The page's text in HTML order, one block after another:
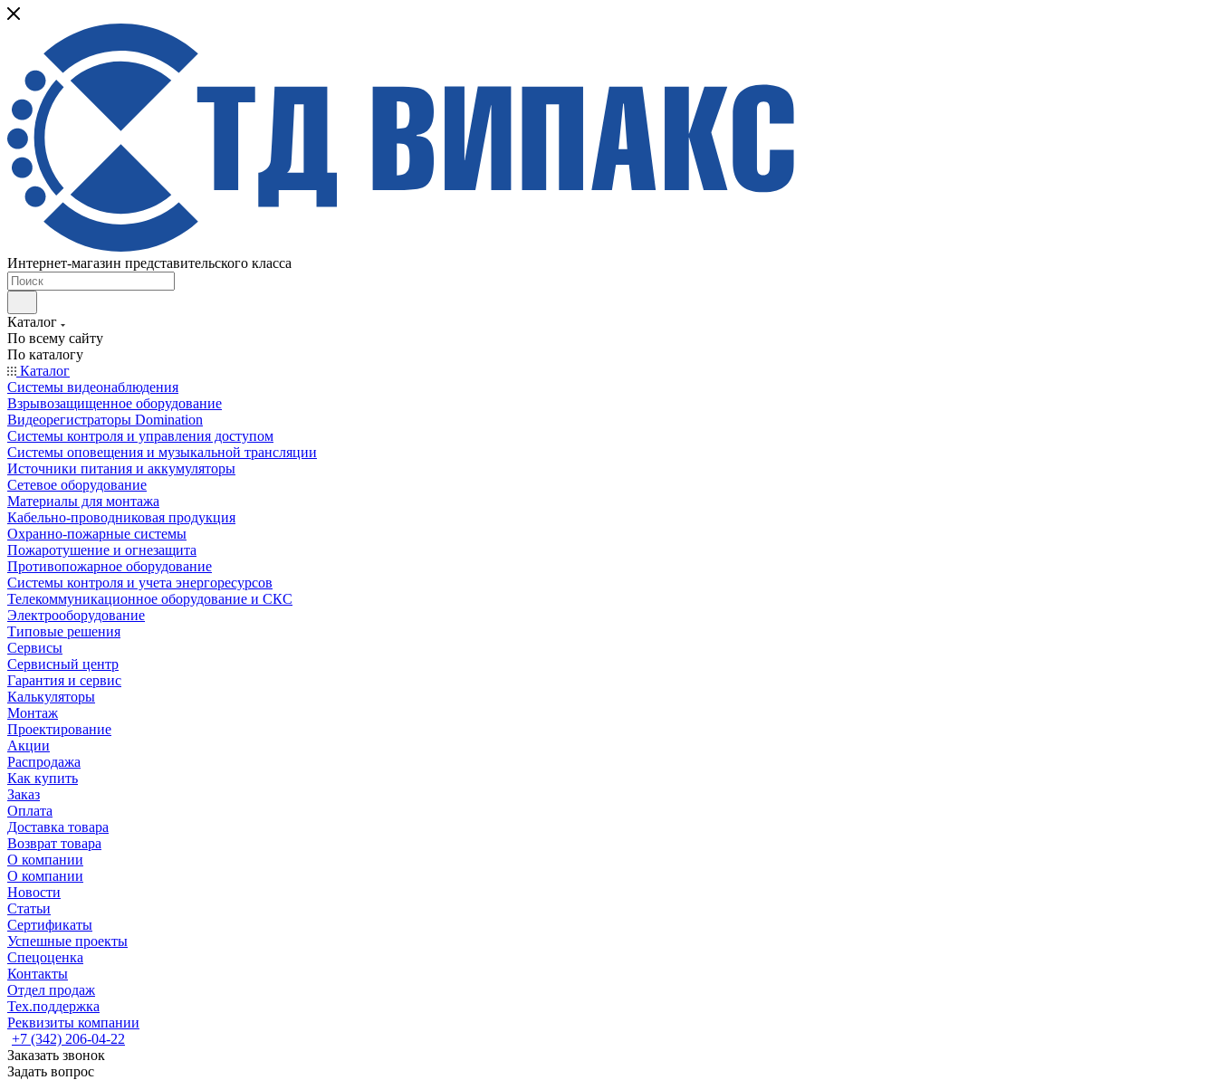
Интернет-магазин представительского класса
Каталог
По всему сайту
По каталогу
Каталог
Системы видеонаблюдения
Взрывозащищенное оборудование
Видеорегистраторы Domination
Системы контроля и управления доступом
Системы оповещения и музыкальной трансляции
Источники питания и аккумуляторы
Сетевое оборудование
Материалы для монтажа
Кабельно-проводниковая продукция
Охранно-пожарные системы
Пожаротушение и огнезащита
Противопожарное оборудование
Системы контроля и учета энергоресурсов
Телекоммуникационное оборудование и СКС
Электрооборудование
Типовые решения
Сервисы
Сервисный центр
Гарантия и сервис
Калькуляторы
Монтаж
Проектирование
Акции
Распродажа
Как купить
Заказ
Оплата
Доставка товара
Возврат товара
О компании
О компании
Новости
Статьи
Сертификаты
Успешные проекты
Спецоценка
Контакты
Отдел продаж
Тех.поддержка
Реквизиты компании
+7 (342) 206-04-22
Заказать звонок
Задать вопрос